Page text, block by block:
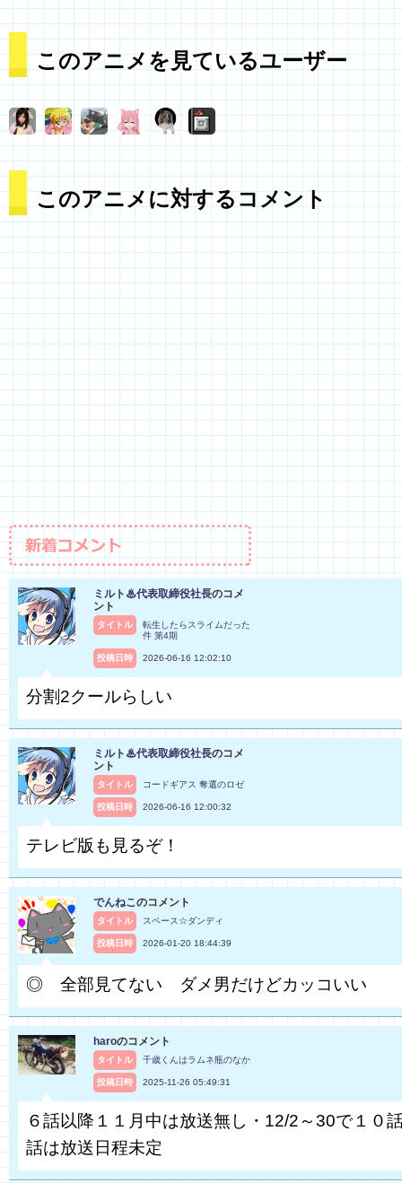
このアニメを見ているユーザー
このアニメに対するコメント
ミルト♨代表取締役社長のコメ
ント
タイトル
転生したらスライムだった
件 第4期
投稿日時 2026-06-16 12:02:10
分割2クールらしい
ミルト♨代表取締役社長のコメ
ント
タイトル コードギアス 奪還のロゼ
投稿日時 2026-06-16 12:00:32
テレビ版も見るぞ！
でんねこのコメント
タイトル スペース☆ダンディ
投稿日時 2026-01-20 18:44:39
◎ 全部見てない ダメ男だけどカッコいい
haroのコメント
タイトル 千歳くんはラムネ瓶のなか
投稿日時 2025-11-26 05:49:31
６話以降１１月中は放送無し・12/2～30で１０
話は放送日程未定